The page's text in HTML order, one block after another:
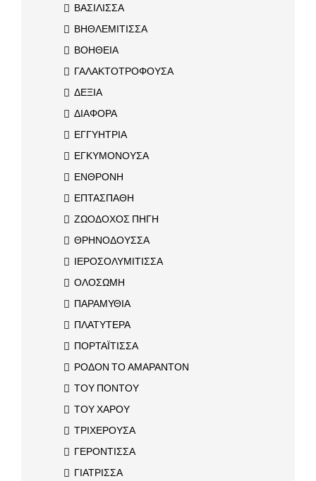
ΒΑΣΙΛΙΣΣΑ
ΒΗΘΛΕΜΙΤΙΣΣΑ
ΒΟΗΘΕΙΑ
ΓΑΛΑΚΤΟΤΡΟΦΟΥΣΑ
ΔΕΞΙΑ
ΔΙΑΦΟΡΑ
ΕΓΓΥΗΤΡΙΑ
ΕΓΚΥΜΟΝΟΥΣΑ
ΕΝΘΡΟΝΗ
ΕΠΤΑΣΠΑΘΗ
ΖΩΟΔΟΧΟΣ ΠΗΓΗ
ΘΡΗΝΟΔΟΥΣΣΑ
ΙΕΡΟΣΟΛΥΜΙΤΙΣΣΑ
ΟΛΟΣΩΜΗ
ΠΑΡΑΜΥΘΙΑ
ΠΛΑΤΥΤΕΡΑ
ΠΟΡΤΑΪΤΙΣΣΑ
ΡΟΔΟΝ ΤΟ ΑΜΑΡΑΝΤΟΝ
ΤΟΥ ΠΟΝΤΟΥ
ΤΟΥ ΧΑΡΟΥ
ΤΡΙΧΕΡΟΥΣΑ
ΓΕΡΟΝΤΙΣΣΑ
ΓΙΑΤΡΙΣΣΑ